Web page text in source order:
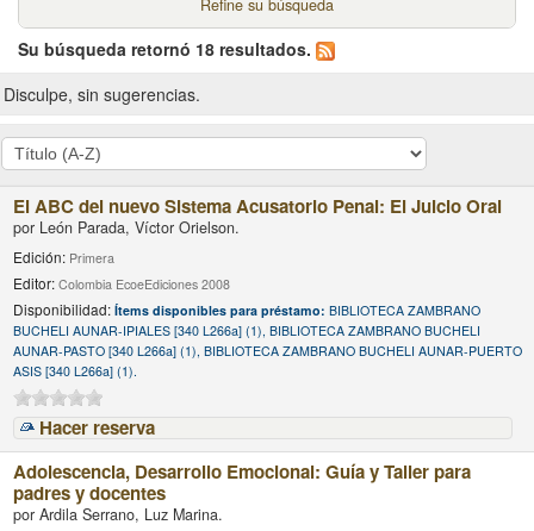
Refine su búsqueda
Su búsqueda retornó 18 resultados.
Disculpe, sin sugerencias.
El ABC del nuevo Sistema Acusatorio Penal: El Juicio Oral
por León Parada, Víctor Orielson.
Edición: Primera
Editor:Colombia EcoeEdiciones 2008
Disponibilidad:Ítems disponibles para préstamo:BIBLIOTECA ZAMBRANO
BUCHELI AUNAR-IPIALES [340 L266a] (1), BIBLIOTECA ZAMBRANO BUCHELI
AUNAR-PASTO [340 L266a] (1), BIBLIOTECA ZAMBRANO BUCHELI AUNAR-PUERTO
ASIS [340 L266a] (1).
Hacer reserva
Adolescencia, Desarrollo Emocional: Guía y Taller para
padres y docentes
porArdila Serrano, Luz Marina.